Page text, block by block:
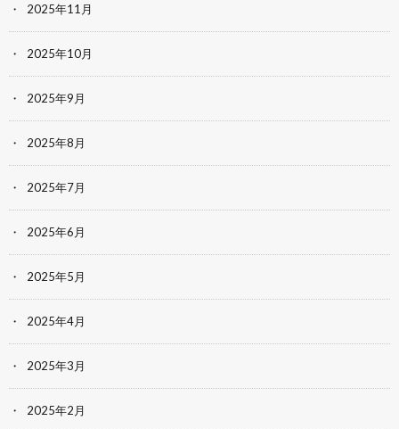
2025年11月
2025年10月
2025年9月
2025年8月
2025年7月
2025年6月
2025年5月
2025年4月
2025年3月
2025年2月